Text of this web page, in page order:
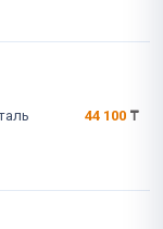
44 100 ₸